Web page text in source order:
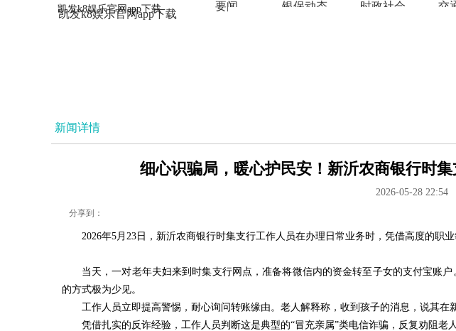
凯发k8娱乐官网app下载
凯发k8娱乐官网app下载
要闻 银保动态 时政社会 交
新闻详情
细心识骗局，暖心护民安！新沂农商银行时
2026-05-28 22:54
分享到：
2026年5月23日，新沂农商银行时集支行工作人员在办理日常业务时，凭借高度的职
当天，一对老年夫妇来到时集支行网点，准备将微信内的资金转至子女的支付宝账
的方式极为少见。
工作人员立即提高警惕，耐心询问转账缘由。老人解释称，收到孩子的消息，说其
凭借扎实的反诈经验，工作人员判断这是典型的“冒充亲属”类电信诈骗，反复劝阻老